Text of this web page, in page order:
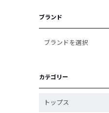
ブランド
ブランドを選択
カテゴリー
トップス